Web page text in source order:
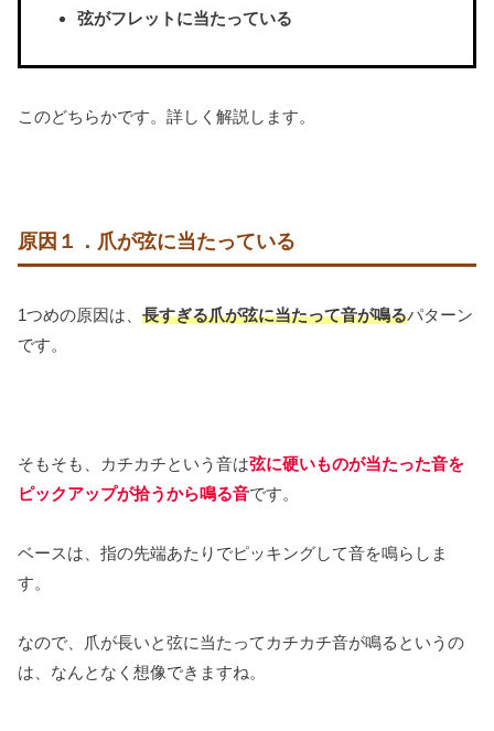
弦がフレットに当たっている
このどちらかです。詳しく解説します。
原因１．爪が弦に当たっている
1つめの原因は、 長すぎる爪が弦に当たって音が鳴るパターン
です。
そもそも、カチカチという音は弦に硬いものが当たった音を
ピックアップが拾うから鳴る音です。
ベースは、指の先端あたりでピッキングして音を鳴らしま
す。
なので、爪が長いと弦に当たってカチカチ音が鳴るというの
は、なんとなく想像できますね。